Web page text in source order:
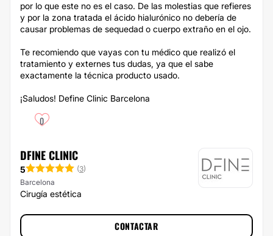
por lo que este no es el caso. De las molestias que refieres
y por la zona tratada el ácido hialurónico no debería de
causar problemas de sequedad o cuerpo extraño en el ojo.
Te recomiendo que vayas con tu médico que realizó el
tratamiento y externes tus dudas, ya que el sabe
exactamente la técnica producto usado.
¡Saludos! Define Clinic Barcelona
0
DFINE CLINIC
5 (3)
Barcelona
Cirugía estética
CONTACTAR